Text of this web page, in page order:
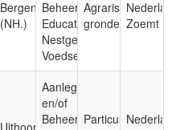
Bergen
(NH.)
Beheer;
Educatie;
Nestgelegenheid;
Voedsel
Agrarische
gronden Zoemt
Uithoorn
Aanleg
en/of
Beheer; Particuliere